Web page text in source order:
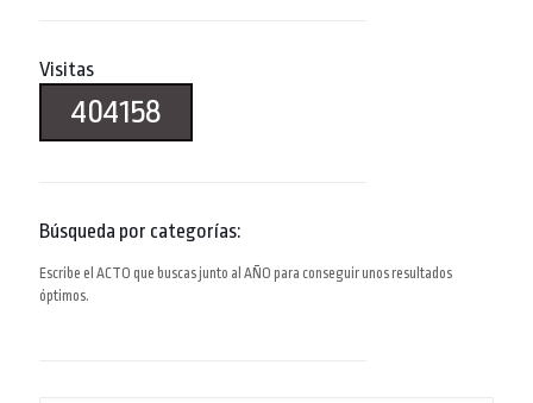
Visitas
404158
Búsqueda por categorías:
Escribe el ACTO que buscas junto al AÑO para conseguir unos resultados
óptimos.